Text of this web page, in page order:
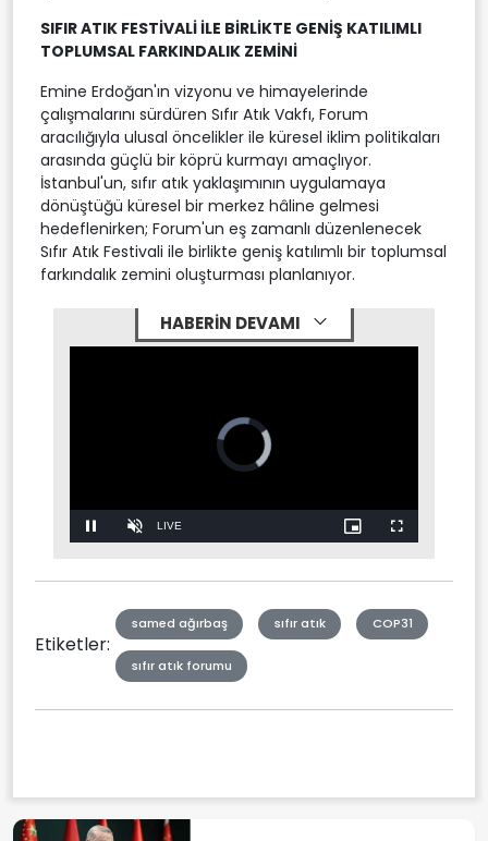
SIFIR ATIK FESTİVALİ İLE BİRLİKTE GENİŞ KATILIMLI
TOPLUMSAL FARKINDALIK ZEMİNİ
Emine Erdoğan'ın vizyonu ve himayelerinde
çalışmalarını sürdüren Sıfır Atık Vakfı, Forum
aracılığıyla ulusal öncelikler ile küresel iklim politikaları
arasında güçlü bir köprü kurmayı amaçlıyor.
İstanbul'un, sıfır atık yaklaşımının uygulamaya
dönüştüğü küresel bir merkez hâline gelmesi
hedeflenirken; Forum'un eş zamanlı düzenlenecek
Sıfır Atık Festivali ile birlikte geniş katılımlı bir toplumsal
farkındalık zemini oluşturması planlanıyor.
HABERİN DEVAMI
Video
Player
is
loading.
Pause Unmute Stream
LIVE
Picture-
in-
Fullscreen
Etiketler:
samed ağırbaş sıfır atık COP31
sıfır atık forumu